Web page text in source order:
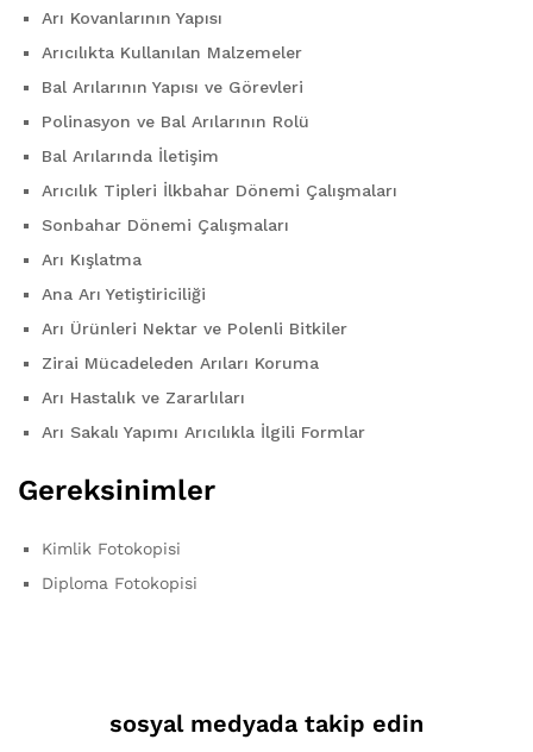
Arı Kovanlarının Yapısı
Arıcılıkta Kullanılan Malzemeler
Bal Arılarının Yapısı ve Görevleri
Polinasyon ve Bal Arılarının Rolü
Bal Arılarında İletişim
Arıcılık Tipleri İlkbahar Dönemi Çalışmaları
Sonbahar Dönemi Çalışmaları
Arı Kışlatma
Ana Arı Yetiştiriciliği
Arı Ürünleri Nektar ve Polenli Bitkiler
Zirai Mücadeleden Arıları Koruma
Arı Hastalık ve Zararlıları
Arı Sakalı Yapımı Arıcılıkla İlgili Formlar
Gereksinimler
Kimlik Fotokopisi
Diploma Fotokopisi
sosyal medyada takip edin